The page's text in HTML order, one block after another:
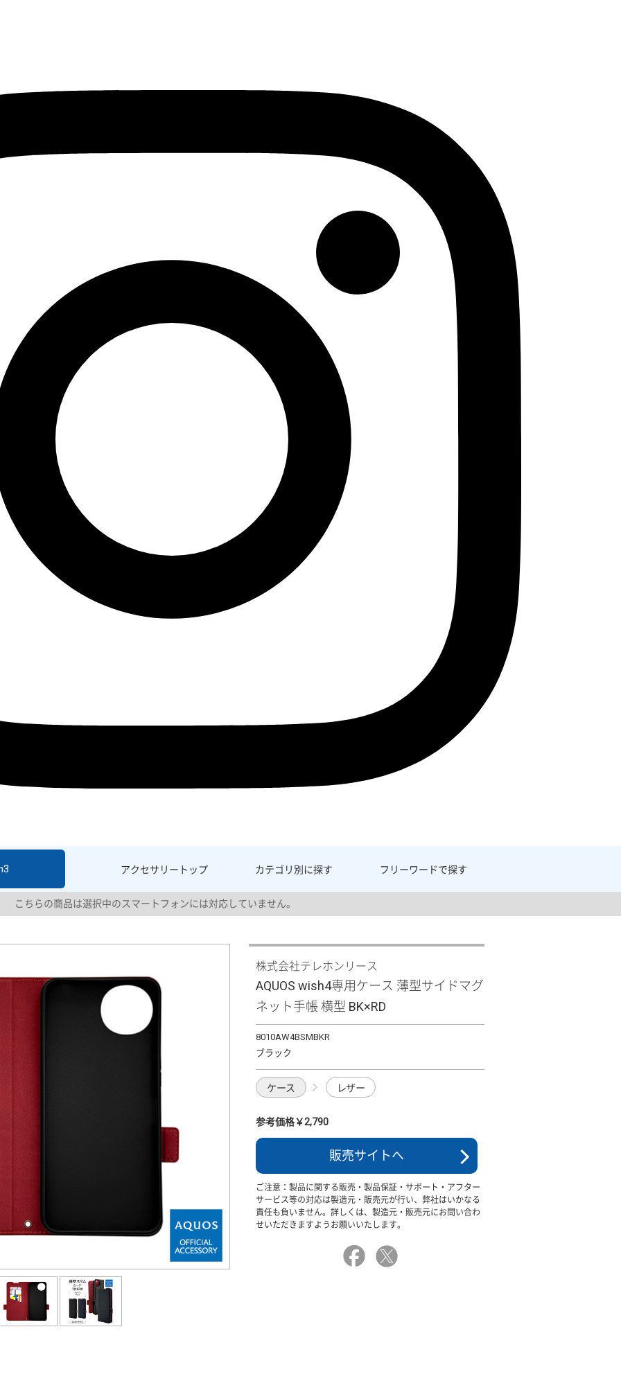
アクセサリー トップ カテゴリ別に探す フリーワードで探す
こちらの商品は選択中のスマートフォンには対応していません。
株式会社テレホンリース
AQUOS wish4専用ケース 薄型サイドマグ
ネット手帳 横型 BK×RD
8010AW4BSMBKR
ブラック
ケース レザー
参考価格￥2,790
販売サイトへ
ご注意：製品に関する販売・製品保証・サポート・アフター
サービス等の対応は製造元・販売元が行い、弊社はいかなる
責任も負いません。詳しくは、製造元・販売元にお問い合わ
せいただきますようお願いいたします。